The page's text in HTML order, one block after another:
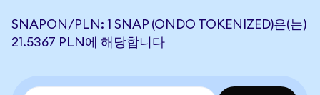
SNAPON/PLN: 1 SNAP (ONDO TOKENIZED)은(는)
21.5367 PLN에 해당합니다